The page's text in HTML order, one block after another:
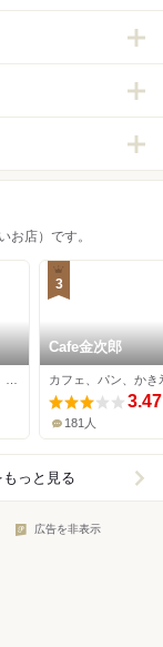
お店）です。
3
Cafe金次郎
カフェ、パン、かき
3.47
181人
っと見る
広告を非表示